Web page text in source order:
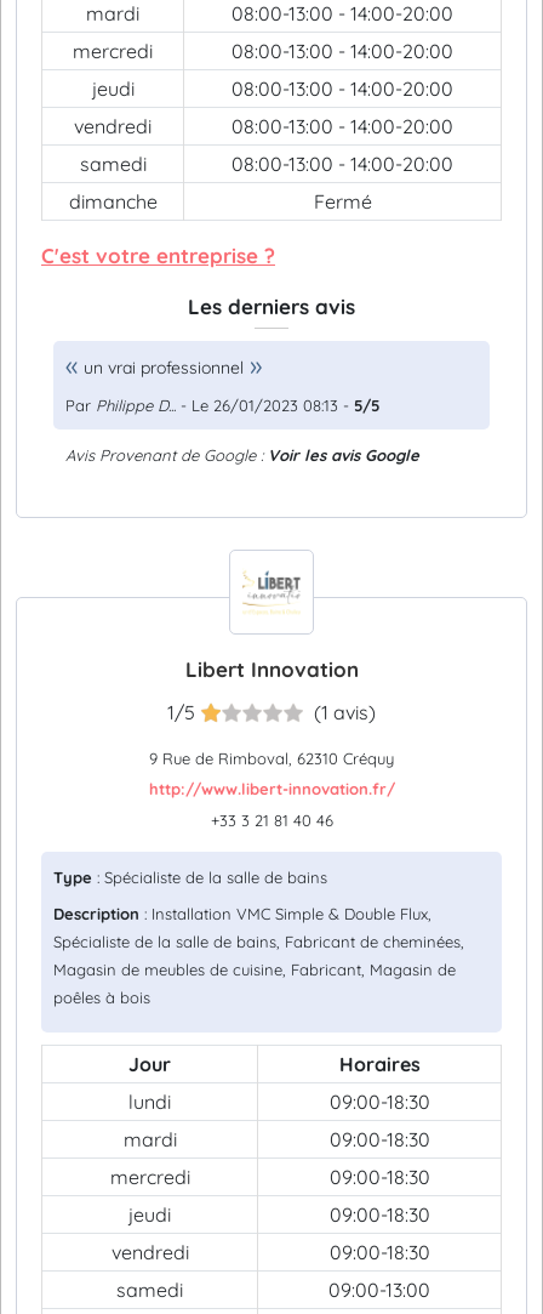
mardi
08:00-13:00 - 14:00-20:00
mercredi
08:00-13:00 - 14:00-20:00
jeudi
08:00-13:00 - 14:00-20:00
vendredi
08:00-13:00 - 14:00-20:00
samedi
08:00-13:00 - 14:00-20:00
dimanche
Fermé
C'est votre entreprise ?
Les derniers avis
un vrai professionnel
Par Philippe D... - Le 26/01/2023 08:13 - 5/5
Avis Provenant de Google : Voir les avis Google
Libert Innovation
1/5 (1 avis)
9 Rue de Rimboval, 62310 Créquy
http://www.libert-innovation.fr/
+33 3 21 81 40 46
Type : Spécialiste de la salle de bains
Description : Installation VMC Simple & Double Flux,
Spécialiste de la salle de bains, Fabricant de cheminées,
Magasin de meubles de cuisine, Fabricant, Magasin de
poêles à bois
Jour
Horaires
lundi
09:00-18:30
mardi
09:00-18:30
mercredi
09:00-18:30
jeudi
09:00-18:30
vendredi
09:00-18:30
samedi
09:00-13:00